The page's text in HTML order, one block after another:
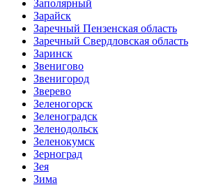
Заполярный
Зарайск
Заречный Пензенская область
Заречный Свердловская область
Заринск
Звенигово
Звенигород
Зверево
Зеленогорск
Зеленоградск
Зеленодольск
Зеленокумск
Зерноград
Зея
Зима